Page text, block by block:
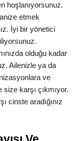
hoşlanıyorsunuz.
etmek
İyi bir yönetici
olduğu kadar
Ailenizle ya da
ve
karşı çıkmıyor.
cinste aradığınız